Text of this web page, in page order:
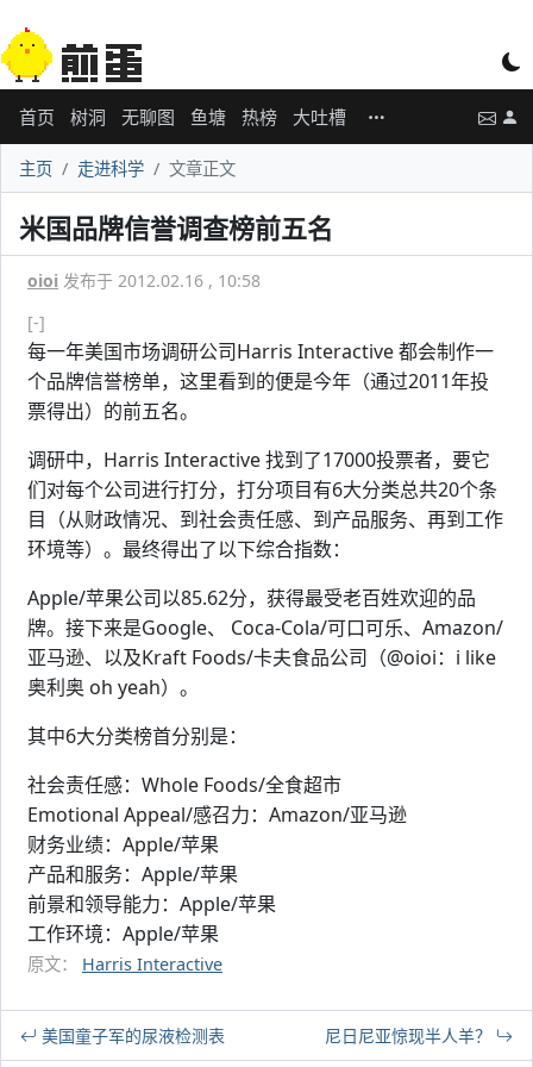
首页 树洞 无聊图 鱼塘 热榜 大吐槽
主页 走进科学 文章正文
米国品牌信誉调查榜前五名
oioi 发布于 2012.02.16 , 10:58
[-]
每一年美国市场调研公司Harris Interactive 都会制作一
个品牌信誉榜单，这里看到的便是今年（通过2011年投
票得出）的前五名。
调研中，Harris Interactive 找到了17000投票者，要它
们对每个公司进行打分，打分项目有6大分类总共20个条
目（从财政情况、到社会责任感、到产品服务、再到工作
环境等）。最终得出了以下综合指数：
Apple/苹果公司以85.62分，获得最受老百姓欢迎的品
牌。接下来是Google、 Coca-Cola/可口可乐、Amazon/
亚马逊、以及Kraft Foods/卡夫食品公司（@oioi：i like
奥利奥 oh yeah）。
其中6大分类榜首分别是：
社会责任感：Whole Foods/全食超市
Emotional Appeal/感召力：Amazon/亚马逊
财务业绩：Apple/苹果
产品和服务：Apple/苹果
前景和领导能力：Apple/苹果
工作环境：Apple/苹果
原文： Harris Interactive
美国童子军的尿液检测表 尼日尼亚惊现半人羊？